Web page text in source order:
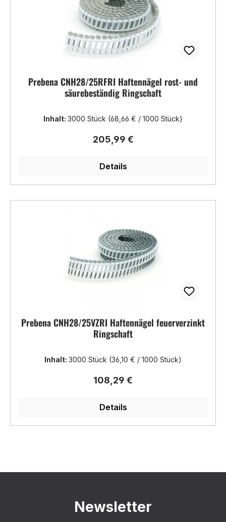
Prebena CNH28/25RFRI Haftennägel rost- und
säurebeständig Ringschaft
Inhalt: 3000 Stück (68,66 € / 1000 Stück)
Regulärer Preis:
205,99 €
Details
Prebena CNH28/25VZRI Haftennägel feuerverzinkt
Ringschaft
Inhalt: 3000 Stück (36,10 € / 1000 Stück)
Regulärer Preis:
108,29 €
Details
Newsletter